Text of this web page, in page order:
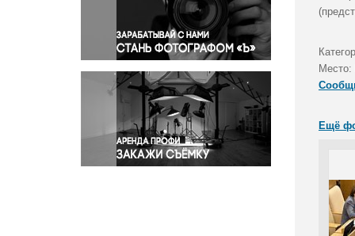
Правосудие
Происшествия и конфликты
Религия
Светская жизнь
Спорт
Экология
Экономика и бизнес
Место:
Ещё